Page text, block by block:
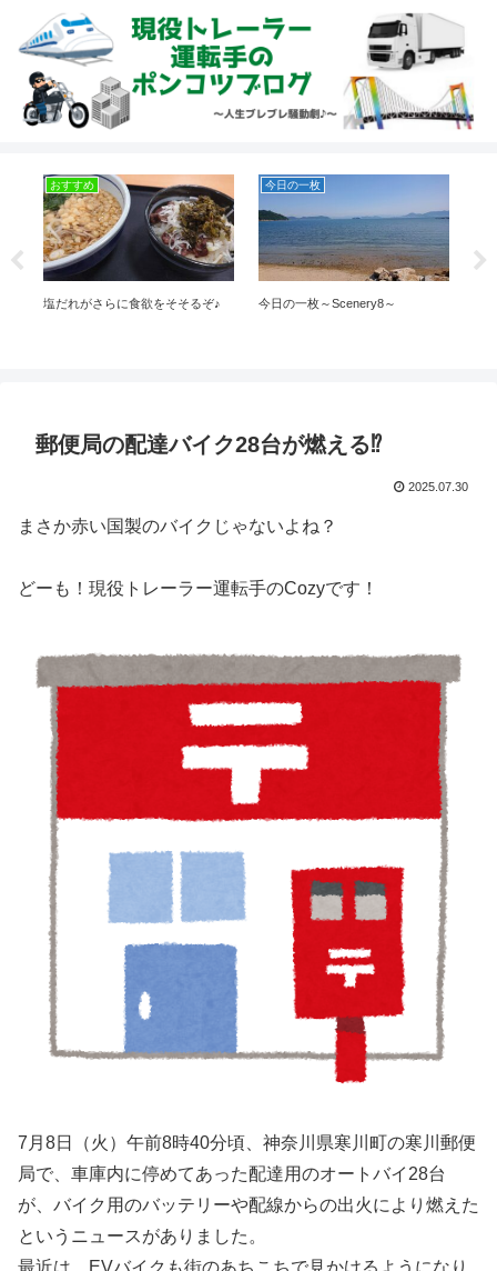
おすすめ
塩だれがさらに食欲をそそるぞ♪
今日の一枚
今日の一枚～Scenery8～
郵便局の配達バイク28台が燃える⁉
2025.07.30
まさか赤い国製のバイクじゃないよね？
どーも！現役トレーラー運転手のCozyです！
7月8日（火）午前8時40分頃、神奈川県寒川町の寒川郵便
局で、車庫内に停めてあった配達用のオートバイ28台
が、バイク用のバッテリーや配線からの出火により燃えた
というニュースがありました。
最近は、EVバイクも街のあちこちで見かけるようになり